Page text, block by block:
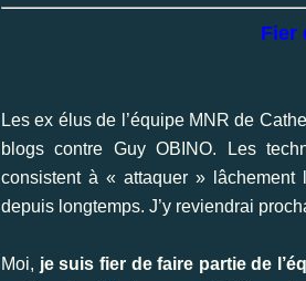
Fier
Les ex élus de l’équipe MNR de
blogs contre Guy OBINO. Les
consistent à « attaquer »
depuis longtemps. J’y reviendrai
Moi, je suis fier de faire partie de